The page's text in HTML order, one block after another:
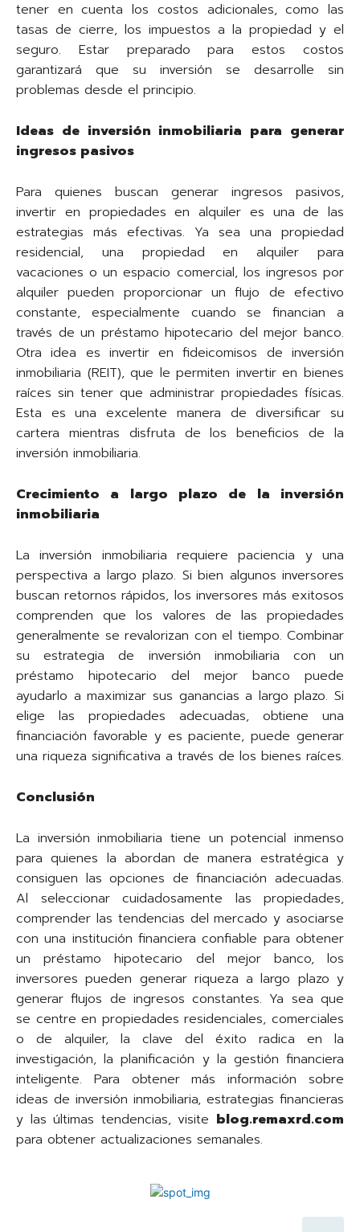
tener en cuenta los costos adicionales, como las
tasas de cierre, los impuestos a la propiedad y el
seguro. Estar preparado para estos costos
garantizará que su inversión se desarrolle sin
problemas desde el principio.
Ideas de inversión inmobiliaria para generar
ingresos pasivos
Para quienes buscan generar ingresos pasivos,
invertir en propiedades en alquiler es una de las
estrategias más efectivas. Ya sea una propiedad
residencial, una propiedad en alquiler para
vacaciones o un espacio comercial, los ingresos por
alquiler pueden proporcionar un flujo de efectivo
constante, especialmente cuando se financian a
través de un préstamo hipotecario del mejor banco.
Otra idea es invertir en fideicomisos de inversión
inmobiliaria (REIT), que le permiten invertir en bienes
raíces sin tener que administrar propiedades físicas.
Esta es una excelente manera de diversificar su
cartera mientras disfruta de los beneficios de la
inversión inmobiliaria.
Crecimiento a largo plazo de la inversión
inmobiliaria
La inversión inmobiliaria requiere paciencia y una
perspectiva a largo plazo. Si bien algunos inversores
buscan retornos rápidos, los inversores más exitosos
comprenden que los valores de las propiedades
generalmente se revalorizan con el tiempo. Combinar
su estrategia de inversión inmobiliaria con un
préstamo hipotecario del mejor banco puede
ayudarlo a maximizar sus ganancias a largo plazo. Si
elige las propiedades adecuadas, obtiene una
financiación favorable y es paciente, puede generar
una riqueza significativa a través de los bienes raíces.
Conclusión
La inversión inmobiliaria tiene un potencial inmenso
para quienes la abordan de manera estratégica y
consiguen las opciones de financiación adecuadas.
Al seleccionar cuidadosamente las propiedades,
comprender las tendencias del mercado y asociarse
con una institución financiera confiable para obtener
un préstamo hipotecario del mejor banco, los
inversores pueden generar riqueza a largo plazo y
generar flujos de ingresos constantes. Ya sea que
se centre en propiedades residenciales, comerciales
o de alquiler, la clave del éxito radica en la
investigación, la planificación y la gestión financiera
inteligente. Para obtener más información sobre
ideas de inversión inmobiliaria, estrategias financieras
y las últimas tendencias, visite blog.remaxrd.com
para obtener actualizaciones semanales.